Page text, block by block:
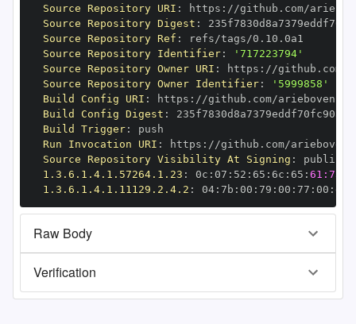
Source Repository URI : https :
Source Repository Digest :
Source Repository Ref :
Source Repository Identifier:
'717223794'
Source Repository Owner URI : https :
Source Repository Owner Identifier:
'5999858'
Build Config URI : https :
Build Config Digest :
Build Trigger:
Run Invocation URI : https :
Source Repository Visibility At Signing :
1.3.6.1.4.1.57264.1.23 : 0c : 07 : 52 : 65 : 6c : 65 :
1.3.6.1.4.1.11129.2.4.2 : 04: 7b : 00 : 79 : 00 : 77 : 00 : dd
Raw Body
Verification